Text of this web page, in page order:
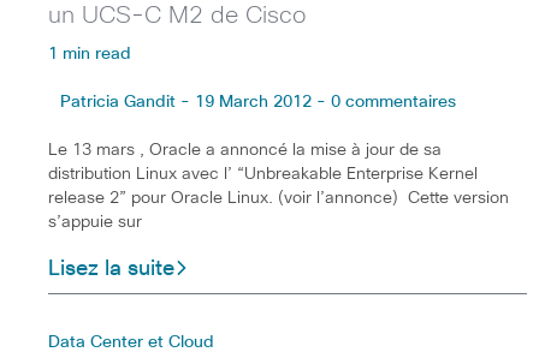
un UCS-C M2 de Cisco
1 min read
Patricia Gandit - 19 March 2012 - 0 commentaires
Le 13 mars , Oracle a annoncé la mise à jour de sa
distribution Linux avec l’ “Unbreakable Enterprise Kernel
release 2” pour Oracle Linux. (voir l’annonce) Cette version
s’appuie sur
Lisez la suite
Data Center et Cloud